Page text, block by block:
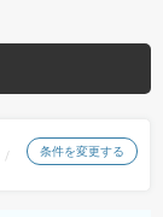
条件を変更する